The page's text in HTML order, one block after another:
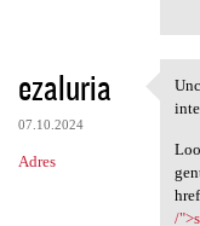
ezaluria
07.10.2024
Adres
/